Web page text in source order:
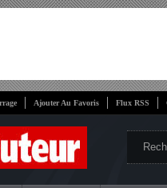
Ajouter Au Favoris Flux RSS